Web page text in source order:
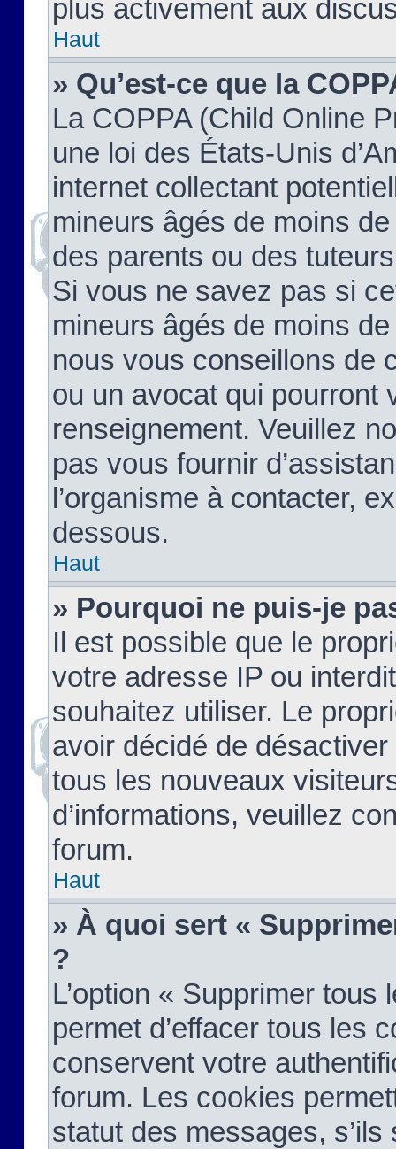
plus activement aux
Haut
» Qu’est-ce que la
La COPPA (Child Online
une loi des États-Unis
internet collectant
mineurs âgés de moins
des parents ou des
Si vous ne savez pas si
mineurs âgés de moins
nous vous conseillons de
ou un avocat qui pourront
renseignement. Veuillez
pas vous fournir
l’organisme à contacter,
dessous.
Haut
» Pourquoi ne puis-je
Il est possible que le
votre adresse IP ou
souhaitez utiliser. Le
avoir décidé de
tous les nouveaux
d’informations, veuillez
forum.
Haut
» À quoi sert «
?
L’option « Supprimer
permet d’effacer tous les
conservent votre
forum. Les cookies
statut des messages,